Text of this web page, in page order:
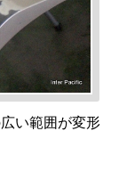
い範囲が変形